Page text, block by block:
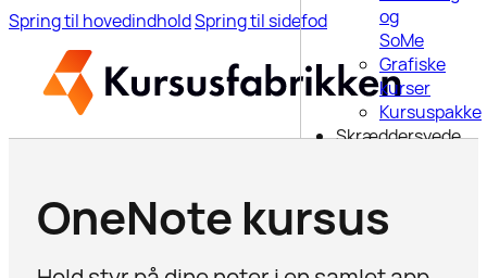
Spring til hovedindholdSpring til sidefod
og
SoMe
Grafiske
kurser
Kursuspakke
Skræddersyede
uddannelse
Webinar
OneNote kursus